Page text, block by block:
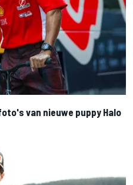
van nieuwe puppy Halo